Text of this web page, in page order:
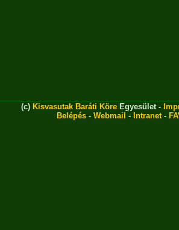
(c) Kisvasutak Baráti Köre Egyesület -
Belépés - Webmail - Intranet-